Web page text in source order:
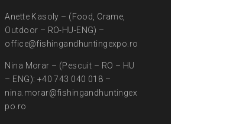
Anette Kasoly – (Food, Crame,
Outdoor – RO-HU-ENG) –
office@fishingandhuntingexpo.ro
Nina Morar – (Pescuit – RO – HU
– ENG): +40 743 040 018 –
nina.morar@fishingandhuntingex
po.ro